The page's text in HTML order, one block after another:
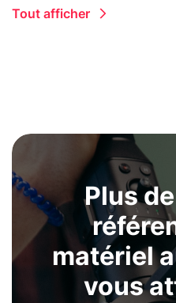
Tout afficher
Plus
matériel
vous